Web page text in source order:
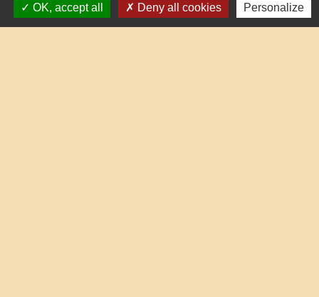
Liens
OK, accept all
Deny all cookies Personalize